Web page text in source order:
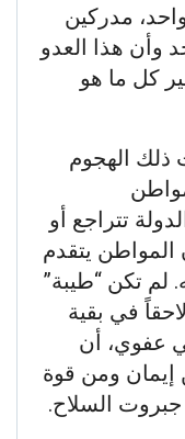
مدركين
وأن هذا العدو
كل ما هو
الهجوم
تتراجع أو
يتقدم
لم تكن “طيبة”
في بقية
عفوي، أن
ومن قوة
جبروت السلاح.